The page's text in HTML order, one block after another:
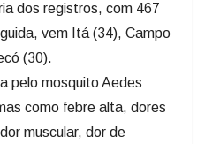
(30).
pelo mosquito Aedes
como febre alta, dores
muscular, dor de
manchas vermelhas na